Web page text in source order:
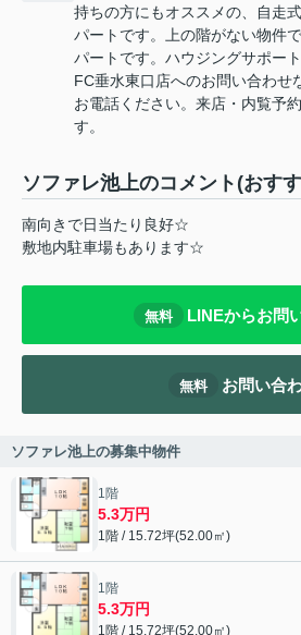
持ちの方にもオススメの、自走
パートです。上の階がない物件
パートです。ハウジングサポー
FC垂水東口店へのお問い合わせ
お電話ください。来店・内覧予
す。
ソファレ池上のコメント(おす
南向きで日当たり良好☆
敷地内駐車場もあります☆
無料 LINEからお問
無料 お問い合
ソファレ池上の募集中物件
1階
5.3万円
1階 / 15.72坪(52.00㎡)
1階
5.3万円
1階 / 15.72坪(52.00㎡)